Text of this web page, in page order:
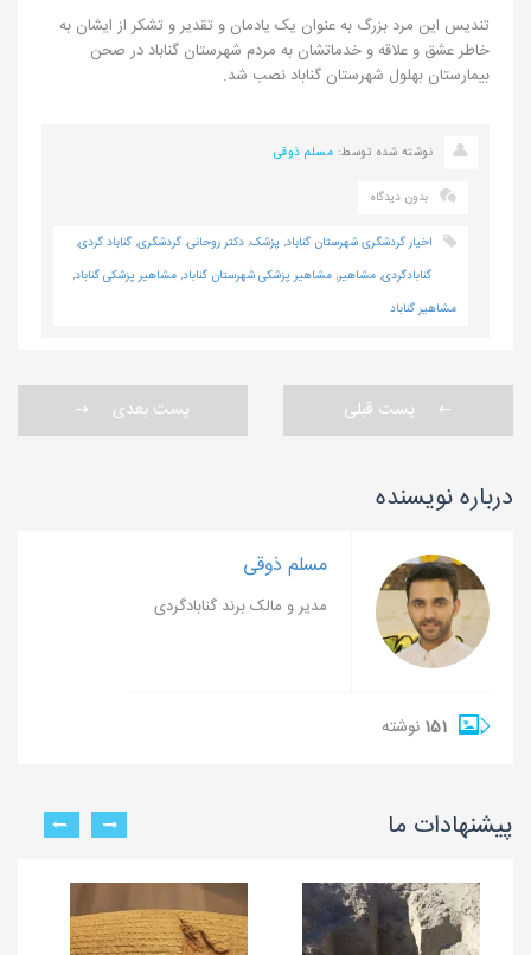
تندیس این مرد بزرگ به عنوان یک یادمان و تقدیر و تشکر از ایشان به
خاطر عشق و علاقه و خدماتشان به مردم شهرستان گناباد در صحن
بیمارستان بهلول شهرستان گناباد نصب شد.
نوشته شده توسط: مسلم ذوقی
بدون دیدگاه
اخیار گردشگری شهرستان گناباد, پزشک, دکتر روحانی, گردشگری, گناباد گردی,
گنابادگردی, مشاهیر, مشاهیر پزشکی شهرستان گناباد, مشاهیر پزشکی گناباد,
مشاهیر گناباد
پست قبلی پست بعدی
درباره نویسنده
مسلم ذوقی
مدیر و مالک برند گنابادگردی
151 نوشته
پیشنهادات ما